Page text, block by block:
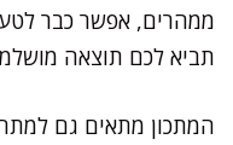
ממהרים, אפשר כבר
תביא לכם תוצאה
המתכון מתאים גם